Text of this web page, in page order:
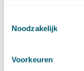
Noodzakelijk
Voorkeuren
mei (6)
februari (11)